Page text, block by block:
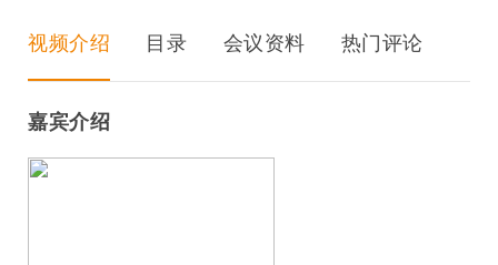
视频介绍 目录 会议资料 热门评论
嘉宾介绍